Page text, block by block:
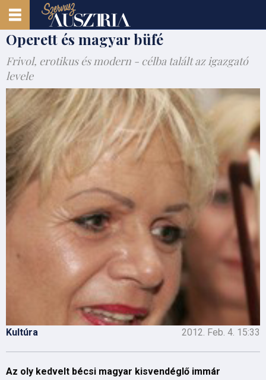
Operett és magyar büfé
Frivol, erotikus és modern - célba talált az igazgató
levele
Kultúra 2012. Feb. 4. 15:33
Az oly kedvelt bécsi magyar kisvendéglő immár